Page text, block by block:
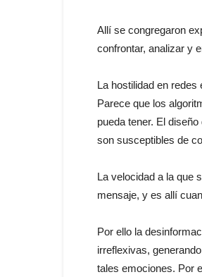
Allí se congregaron
confrontar, analizar y
La hostilidad en
Parece que los
pueda tener. El
son susceptibles de
La velocidad a la que
mensaje, y es allí
Por ello la
irreflexivas,
tales emociones. Por